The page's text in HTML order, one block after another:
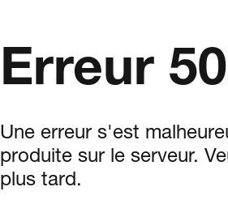
Erreur
Une erreur s'est
produite sur le serveur.
plus tard.